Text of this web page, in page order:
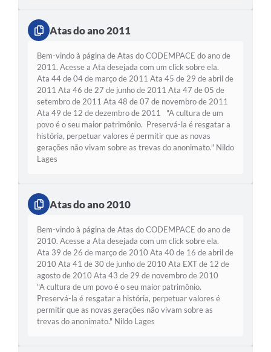
Atas do ano 2011
Bem-vindo à página de Atas do CODEMPACE do ano de
2011. Acesse a Ata desejada com um click sobre ela.
Ata 44 de 04 de março de 2011 Ata 45 de 29 de abril de
2011 Ata 46 de 27 de junho de 2011 Ata 47 de 05 de
setembro de 2011 Ata 48 de 07 de novembro de 2011
Ata 49 de 12 de dezembro de 2011 "A cultura de um
povo é o seu maior patrimônio. Preservá-la é resgatar a
história, perpetuar valores é permitir que as novas
gerações não vivam sobre as trevas do anonimato." Nildo
Lages
Atas do ano 2010
Bem-vindo à página de Atas do CODEMPACE do ano de
2010. Acesse a Ata desejada com um click sobre ela.
Ata 39 de 26 de março de 2010 Ata 40 de 16 de abril de
2010 Ata 41 de 30 de junho de 2010 Ata EXT de 12 de
agosto de 2010 Ata 43 de 29 de novembro de 2010
"A cultura de um povo é o seu maior patrimônio.
Preservá-la é resgatar a história, perpetuar valores é
permitir que as novas gerações não vivam sobre as
trevas do anonimato." Nildo Lages